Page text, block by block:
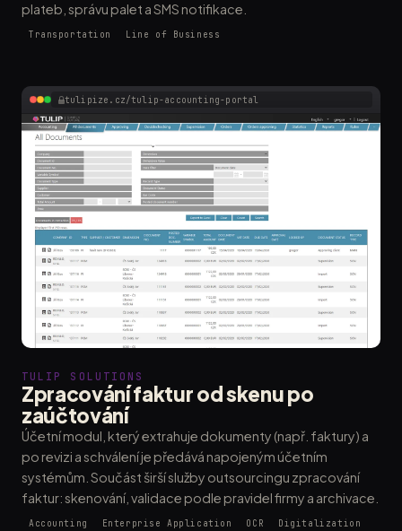
plateb, správu palet a SMS notifikace.
Transportation Line of Business
TULIP SOLUTIONS
Zpracování faktur od skenu po
zaúčtování
Účetní modul, který extrahuje dokumenty (např. faktury) a
po revizi a schválení je předává napojeným účetním
systémům. Součást širší služby outsourcingu zpracování
faktur: skenování, validace podle pravidel firmy a archivace.
Accounting Enterprise Application OCR Digitalization
tulipize.cz/tulip-accounting-portal